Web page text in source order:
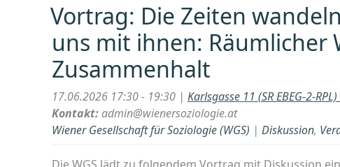
Vortrag: Die Zeiten
uns mit ihnen: Räumlicher
Zusammenhalt
17.06.2026 17:30 - 19:30 | Karlsgasse 11 (SR EBEG-2-
Kontakt:admin@wienersoziologie.at
Wiener Gesellschaft für Soziologie (WGS) | Diskussion,